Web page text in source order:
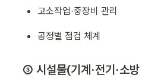
고소작업·중장비 관리
공정별 점검 체계
③ 시설물(기계·전기·소